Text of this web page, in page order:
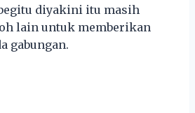
diyakini itu masih
lain untuk memberikan
gabungan.